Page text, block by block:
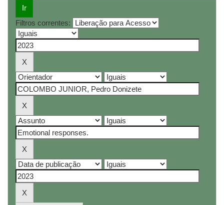
Filtros correntes: